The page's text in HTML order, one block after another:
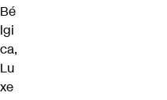
Bé
lgi
ca,
Lu
xe